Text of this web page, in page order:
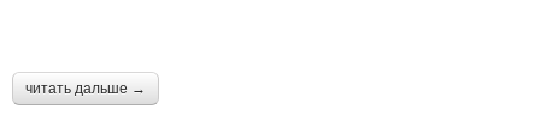
читать дальше →